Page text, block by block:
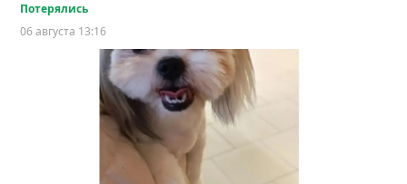
Потерялись
06 августа 13:16